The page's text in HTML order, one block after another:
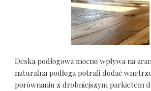
Deska podłogowa mocno wpływa na
naturalna podłoga potrafi dodać
porównaniu z drobniejszym parkietem